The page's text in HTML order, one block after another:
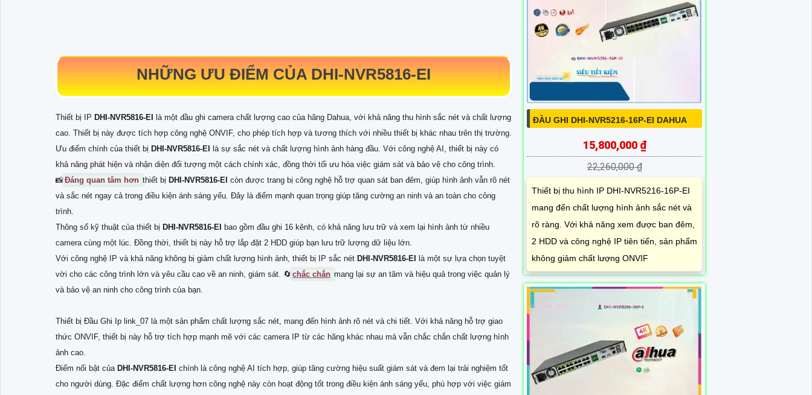
NHỮNG ƯU ĐIỂM CỦADHI-NVR5816-EI
Thiết bị IP DHI-NVR5816-EI
là một đầu ghi camera chất lượng cao của hãng Dahua, với khả năng thu hình sắc nét và chất lượng
cao. Thiết bị này được tích hợp công nghệ ONVIF, cho phép tích hợp và tương thích với nhiều thiết bị khác nhau trên thị trường.
Ưu điểm chính của thiết bị DHI-NVR5816-EI
là sự sắc nét và chất lượng hình ảnh hàng đầu. Với công nghệ AI, thiết bị này có
khả năng phát hiện và nhận diện đối tượng một cách chính xác, đồng thời tối ưu hóa việc giám sát và bảo vệ cho công trình.
📸Đáng quan tâm hơn thiết bị DHI-NVR5816-EI còn được trang bị công nghệ hỗ trợ quan sát ban đêm, giúp hình ảnh vẫn rõ nét
và sắc nét ngay cả trong điều kiện ánh sáng yếu. Đây là điểm mạnh quan trọng giúp tăng cường an ninh và an toàn cho công
trình.
Thông số kỹ thuật của thiết bị DHI-NVR5816-EI
bao gồm đầu ghi 16 kênh, có khả năng lưu trữ và xem lại hình ảnh từ nhiều
camera cùng một lúc. Đồng thời, thiết bị này hỗ trợ lắp đặt 2 HDD giúp bạn lưu trữ lượng dữ liệu lớn.
Với công nghệ IP và khả năng không bị giảm chất lượng hình ảnh, thiết bị IP sắc nét DHI-NVR5816-EI
là một sự lựa chọn tuyệt
vời cho các công trình lớn và yêu cầu cao về an ninh, giám sát. 🔄 chắc chắn mang lại sự an tâm và hiệu quả trong việc quản lý
và bảo vệ an ninh cho công trình của bạn.
Thiết bị Đầu Ghi Ip link_07 là một sản phẩm chất lượng sắc nét, mang đến hình ảnh rõ nét và chi tiết. Với khả năng hỗ trợ giao
thức ONVIF, thiết bị này hỗ trợ tích hợp mạnh mẽ với các camera IP từ các hãng khác nhau mà vẫn chắc chắn chất lượng hình
ảnh cao.
Điểm nổi bật của DHI-NVR5816-EI chính là công nghệ AI tích hợp, giúp tăng cường hiệu suất giám sát và đem lại trải nghiệm tốt
cho người dùng. Đặc điểm chất lượng hơn công nghệ này còn hoạt động tốt trong điều kiện ánh sáng yếu, phù hợp với việc giám
ĐẦU GHI DHI-NVR5216-16P-EI DAHUA
15,800,000 ₫
22,260,000 ₫
Thiết bị thu hình IP DHI-NVR5216-16P-EI
mang đến chất lượng hình ảnh sắc nét và
rõ ràng. Với khả năng xem được ban đêm,
2 HDD và công nghệ IP tiên tiến, sản phẩm
không giảm chất lượng ONVIF